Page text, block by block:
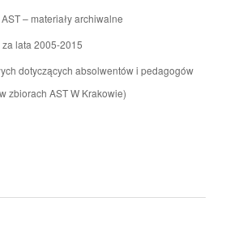
– materiały archiwalne
lata 2005-2015
dotyczących absolwentów i pedagogów
zbiorach AST W Krakowie)